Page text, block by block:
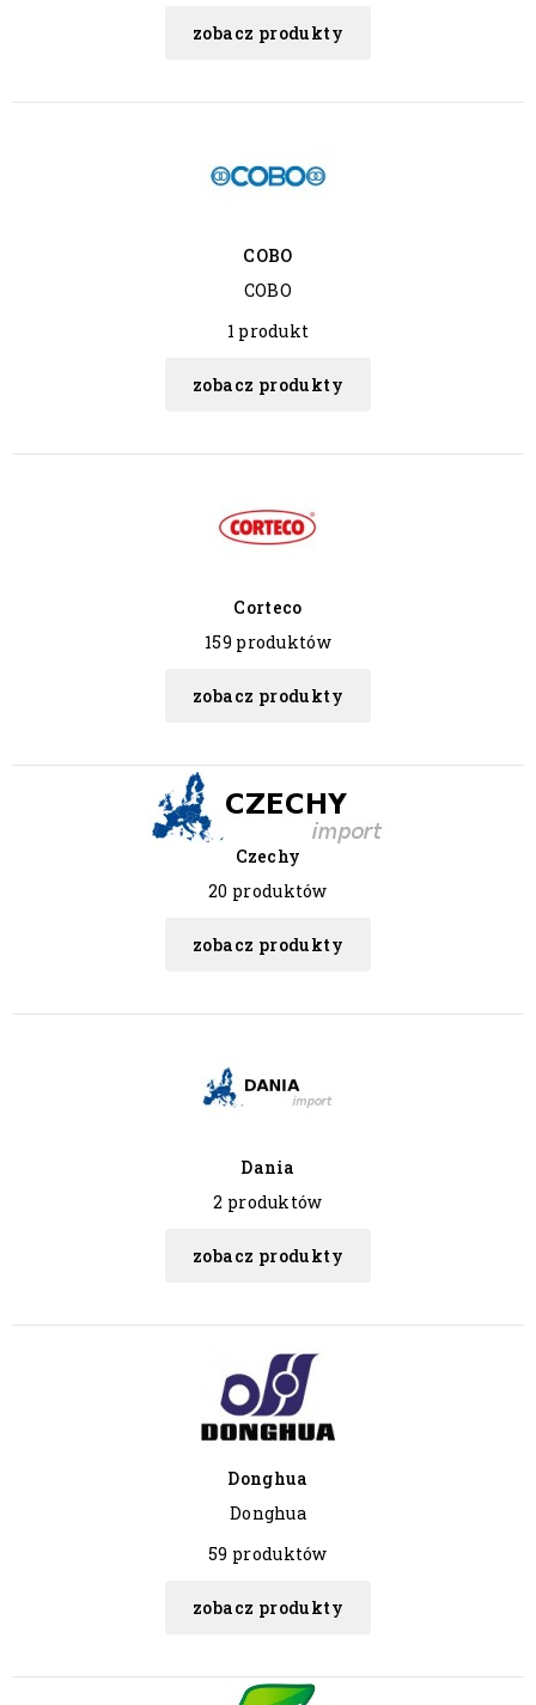
zobacz produkty
COBO
COBO
1 produkt
zobacz produkty
Corteco
159 produktów
zobacz produkty
Czechy
20 produktów
zobacz produkty
Dania
2 produktów
zobacz produkty
Donghua
Donghua
59 produktów
zobacz produkty